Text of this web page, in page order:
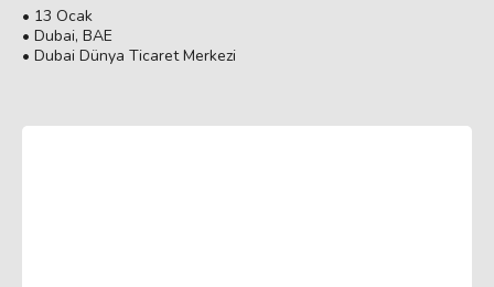
• 13 Ocak
• Dubai, BAE
• Dubai Dünya Ticaret Merkezi